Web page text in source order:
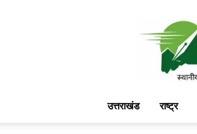
उत्तराखंड राष्ट्र